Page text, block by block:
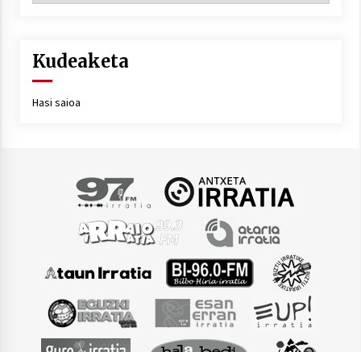
Kudeaketa
Hasi saioa